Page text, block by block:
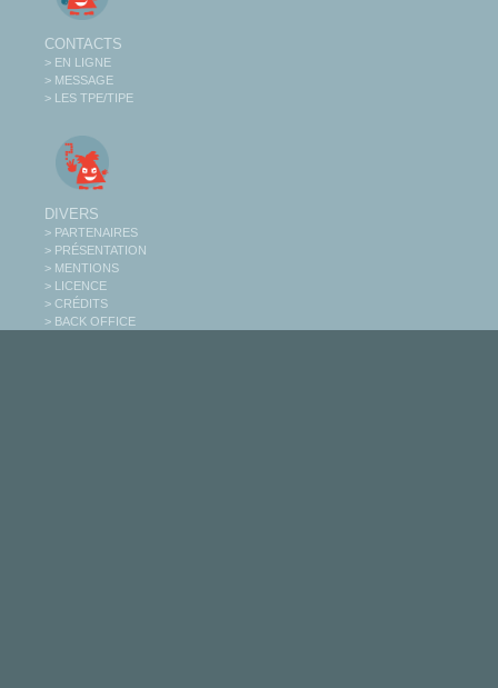
CONTACTS
> EN LIGNE
> MESSAGE
> LES TPE/TIPE
DIVERS
> PARTENAIRES
> PRÉSENTATION
> MENTIONS
> LICENCE
> CRÉDITS
> BACK OFFICE